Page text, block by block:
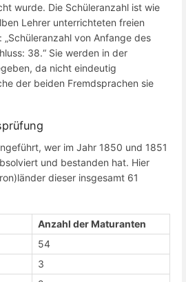
wurde. Die Schüleranzahl ist wie
Lehrer unterrichteten freien
„Schüleranzahl von Anfange des
38.“ Sie werden in der
da nicht eindeutig
der beiden Fremdsprachen sie
wer im Jahr 1850 und 1851
und bestanden hat. Hier
dieser insgesamt 61
Anzahl der Maturanten
54
3